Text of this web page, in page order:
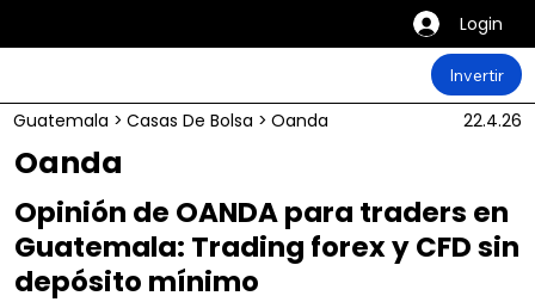
Login
Invertir
Guatemala > Casas De Bolsa > Oanda 22.4.26
Oanda
Opinión de OANDA para traders en
Guatemala: Trading forex y CFD sin
depósito mínimo